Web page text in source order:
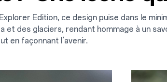
Edition, ce design puise dans le
et des glaciers, rendant hommage à un
en façonnant l’avenir.